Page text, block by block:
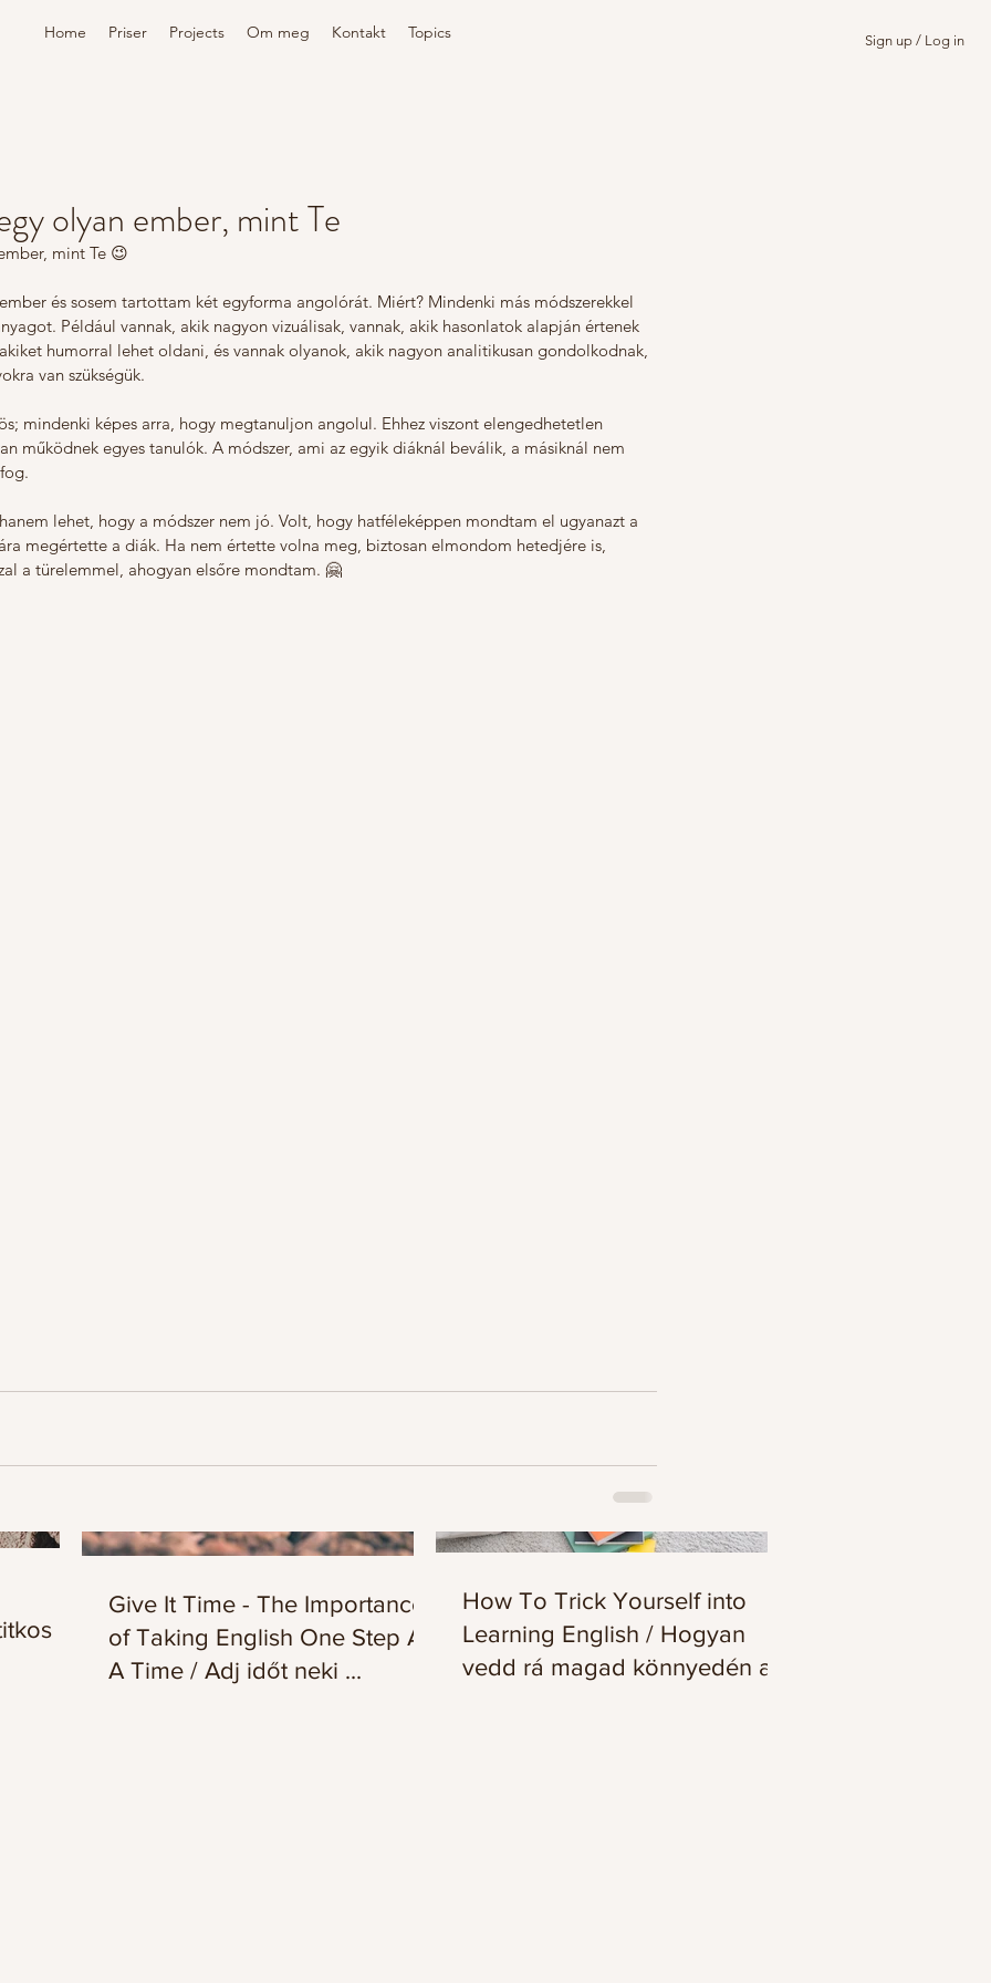
Home Priser Projects Om meg Kontakt Topics Sign up / Log in
Give It Time - The Importance
of Taking English One Step At
A Time / Adj időt neki ...
How To Trick Yourself into
Learning English / Hogyan
vedd rá magad könnyedén az
olyan ember, mint Te
mint Te 😉
és sosem tartottam két egyforma angolórát. Miért? Mindenki más módszerekkel
Például vannak, akik nagyon vizuálisak, vannak, akik hasonlatok alapján értenek
humorral lehet oldani, és vannak olyanok, akik nagyon analitikusan gondolkodnak,
van szükségük.
mindenki képes arra, hogy megtanuljon angolul. Ehhez viszont elengedhetetlen
működnek egyes tanulók. A módszer, ami az egyik diáknál beválik, a másiknál nem
lehet, hogy a módszer nem jó. Volt, hogy hatféleképpen mondtam el ugyanazt a
megértette a diák. Ha nem értette volna meg, biztosan elmondom hetedjére is,
a türelemmel, ahogyan elsőre mondtam. 🤗